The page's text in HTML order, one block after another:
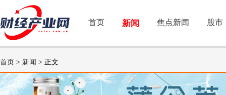
首页 新闻 焦点新闻 股市
首页 > 新闻 > 正文